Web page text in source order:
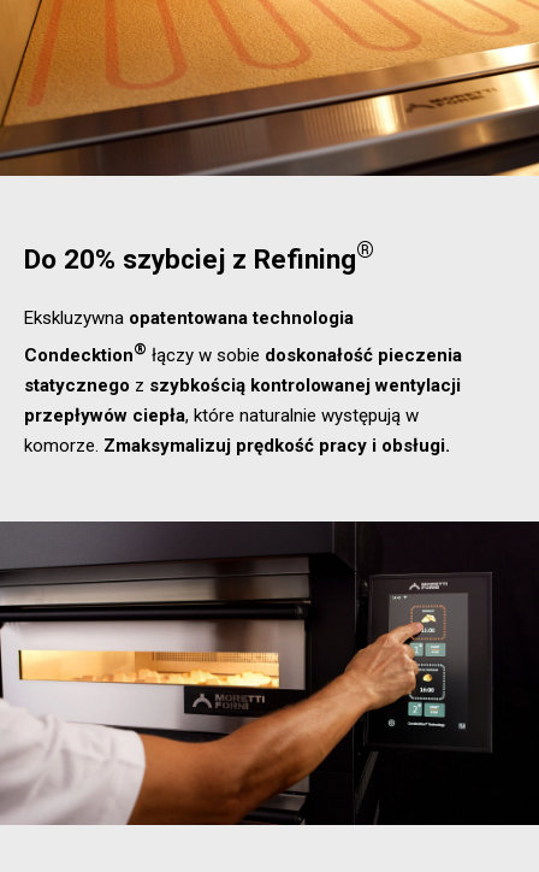
Do 20% szybciej z Refining®
Ekskluzywna opatentowana technologia
Condecktion® łączy w sobie doskonałość pieczenia
statycznego z szybkością kontrolowanej wentylacji
przepływów ciepła, które naturalnie występują w
komorze. Zmaksymalizuj prędkość pracy i obsługi.